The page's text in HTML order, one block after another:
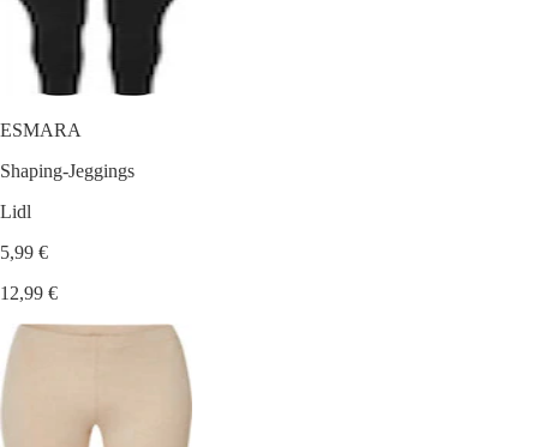
ESMARA
Shaping-Jeggings
Lidl
5,99 €
12,99 €